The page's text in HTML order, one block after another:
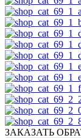
ЗАКАЗАТЬ